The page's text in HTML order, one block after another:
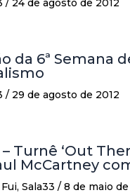
da 6ª Semana
/ 29 de agosto de 2012
Turnê ‘Out
McCartney
, Sala33 / 8 de maio de